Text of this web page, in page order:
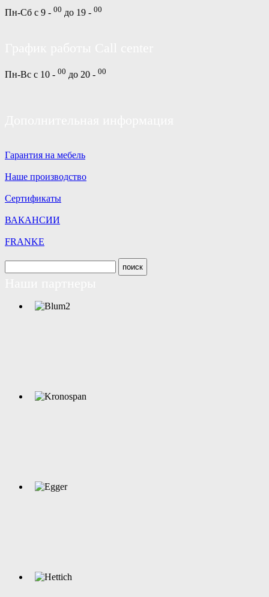
Пн-Сб с 9 - 00 до 19 - 00
Пн-Вс с 10 - 00 до 20 - 00
Гарантия на мебель
Наше производство
Сертификаты
ВАКАНСИИ
FRANKE